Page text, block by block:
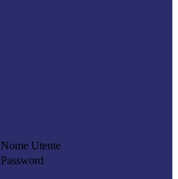
Nome Utente
Password